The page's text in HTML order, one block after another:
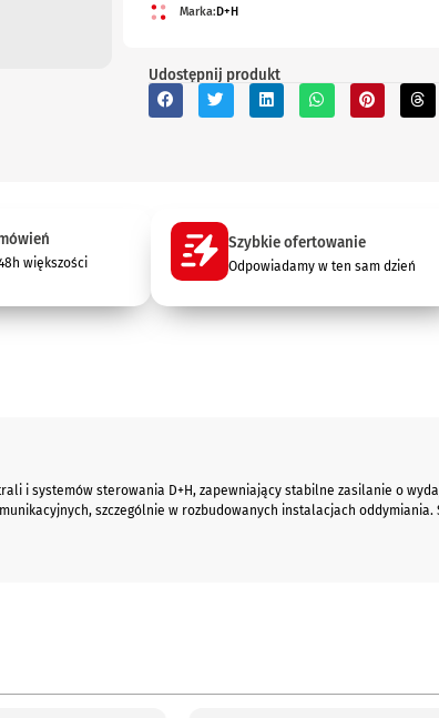
Marka:D+H
Udostępnij produkt
większości
Szybkie ofertowanie
Odpowiadamy w ten sam dzień
i systemów sterowania D+H, zapewniający stabilne zasilanie o
szczególnie w rozbudowanych instalacjach